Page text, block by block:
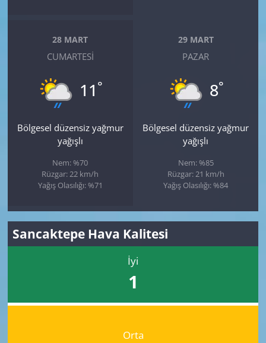
28 MART
CUMARTESI
11 °
Bölgesel düzensiz yağmur
yağışlı
Nem: %70
Rüzgar: 22 km/h
Yağış Olasılığı: %71
29 MART
PAZAR
8°
Bölgesel düzensiz yağmur
yağışlı
Nem: %85
Rüzgar: 21 km/h
Yağış Olasılığı: %84
Sancaktepe Hava Kalitesi
İyi
1
Orta